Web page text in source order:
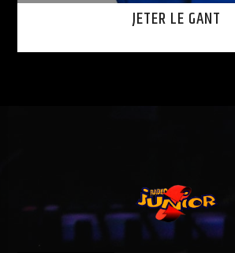
JETER LE GANT